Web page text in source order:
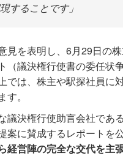
することです」
見を表明し、6月29日の
（議決権行使書の委任状
では、株主や駅探社員に
。
議決権行使助言会社であ
案に賛成するレポートを公
経営陣の完全な交代を主